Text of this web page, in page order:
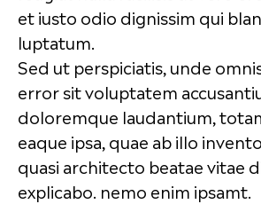
et iusto odio dignissim qui
luptatum.
Sed ut perspiciatis, unde
error sit voluptatem
doloremque laudantium,
eaque ipsa, quae ab illo
quasi architecto beatae vitae
explicabo. nemo enim ipsamt.